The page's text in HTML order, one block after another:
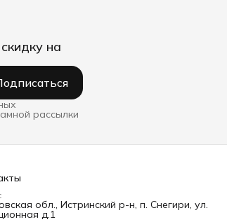
на
рассылки
обл., Истринский р-н, п. Снегири, ул.
д.1